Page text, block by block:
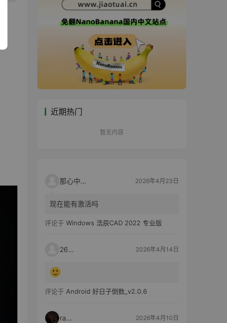
近期热门
暂无内容
那心中的话 2026年4月23日
现在能有激活吗
评论于 Windows 浩辰CAD 2022 专业版
2603 2026年4月14日
评论于 Android 好日子倒数_v2.0.6
raka 2026年4月10日